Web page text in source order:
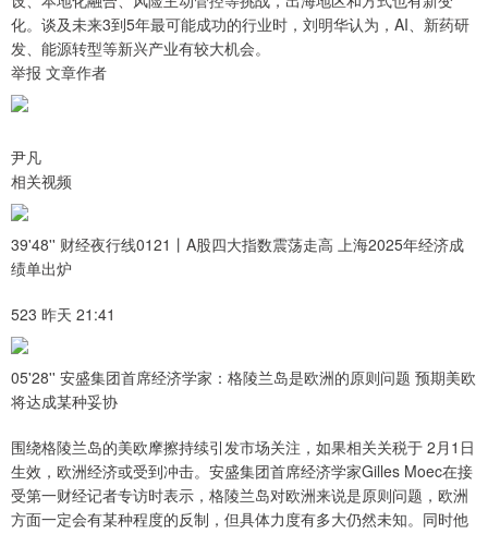
化。谈及未来3到5年最可能成功的行业时，刘明华认为，AI、新药研
发、能源转型等新兴产业有较大机会。
举报 文章作者
尹凡
相关视频
39'48'' 财经夜行线0121丨A股四大指数震荡走高 上海2025年经济成
绩单出炉
523 昨天 21:41
05'28'' 安盛集团首席经济学家：格陵兰岛是欧洲的原则问题 预期美欧
将达成某种妥协
围绕格陵兰岛的美欧摩擦持续引发市场关注，如果相关关税于 2月1日
生效，欧洲经济或受到冲击。安盛集团首席经济学家Gilles Moec在接
受第一财经记者专访时表示，格陵兰岛对欧洲来说是原则问题，欧洲
方面一定会有某种程度的反制，但具体力度有多大仍然未知。同时他